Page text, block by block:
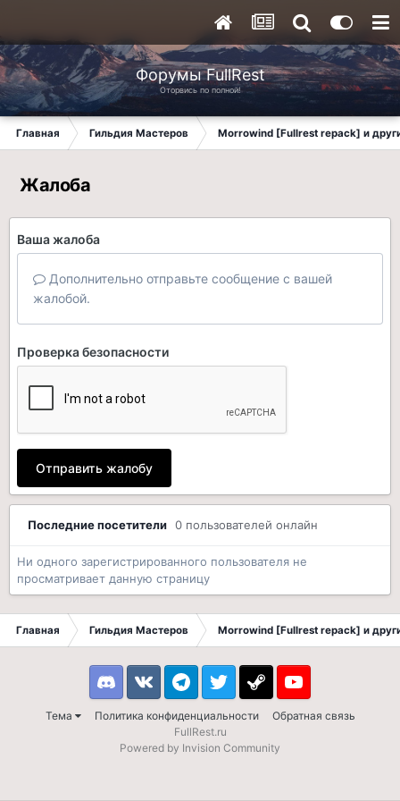
Форумы FullRest
Оторвись по полной!
Главная Гильдия Мастеров Morrowind [Fullrest repack] и
Жалоба
Ваша жалоба
Дополнительно отправьте сообщение с вашей
жалобой.
Проверка безопасности
Отправить жалобу
Последние посетители 0 пользователей онлайн
Ни одного зарегистрированного пользователя не
просматривает данную страницу
Главная Гильдия Мастеров Morrowind [Fullrest repack] и
Тема Политика конфиденциальности Обратная связь
DiscordVK TelegramTwitter Steam Youtube
FullRest.ru
Powered by Invision Community